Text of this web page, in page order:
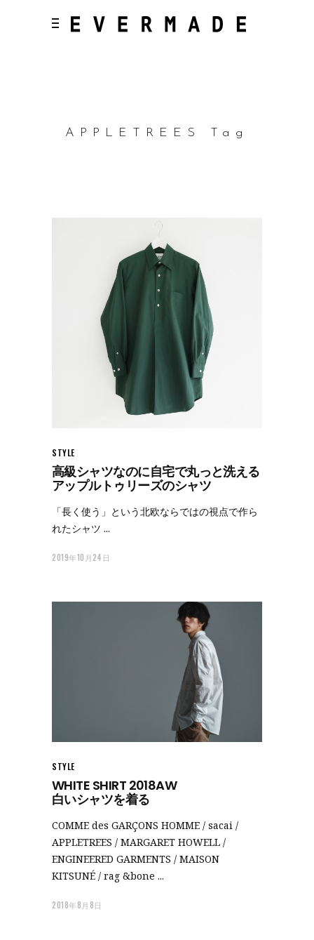
APPLETREES Tag
STYLE
高級シャツなのに自宅で丸っと洗える
アップルトゥリーズのシャツ
「長く使う」という北欧ならではの視点で作ら
れたシャツ
2019年10月24日
STYLE
WHITE SHIRT 2018AW
白いシャツを着る
COMME des GARÇONS HOMME / sacai /
APPLETREES / MARGARET HOWELL /
ENGINEERED GARMENTS / MAISON
KITSUNÉ / rag &bone
2018年8月8日